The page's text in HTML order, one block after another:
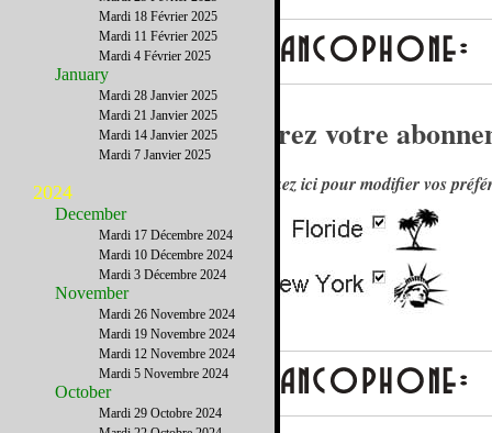
Gérez votre
Cliquez ici pour modifier vos
Mardi 18 Février 2025
Mardi 11 Février 2025
Mardi 4 Février 2025
January
Mardi 28 Janvier 2025
Mardi 21 Janvier 2025
Mardi 14 Janvier 2025
Mardi 7 Janvier 2025
2024
December
Mardi 17 Décembre 2024
Mardi 10 Décembre 2024
Mardi 3 Décembre 2024
November
Mardi 26 Novembre 2024
Mardi 19 Novembre 2024
Mardi 12 Novembre 2024
Mardi 5 Novembre 2024
October
Mardi 29 Octobre 2024